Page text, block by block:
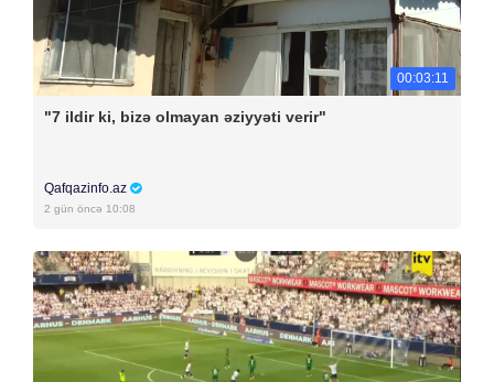
00:03:11
"7 ildir ki, bizə olmayan əziyyəti verir"
Qafqazinfo.az
2 gün öncə 10:08